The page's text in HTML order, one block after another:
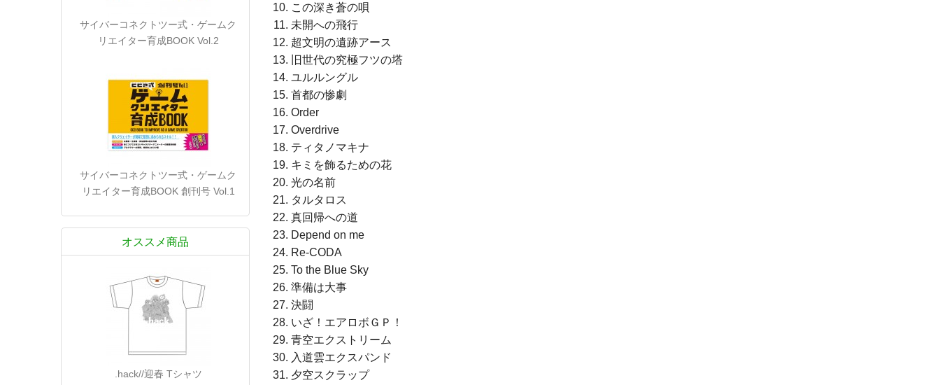
この深き蒼の唄
未開への飛行
超文明の遺跡アース
旧世代の究極フツの塔
ユルルングル
首都の惨劇
Order
Overdrive
ティタノマキナ
キミを飾るための花
光の名前
タルタロス
真回帰への道
Depend on me
Re-CODA
To the Blue Sky
準備は大事
決闘
いざ！エアロボＧＰ！
青空エクストリーム
入道雲エクスパンド
夕空スクラップ
サイバーコネクトツー式・ゲームク
リエイター育成BOOK Vol.2
サイバーコネクトツー式・ゲームク
リエイター育成BOOK 創刊号 Vol.1
オススメ商品
.hack//迎春 Tシャツ